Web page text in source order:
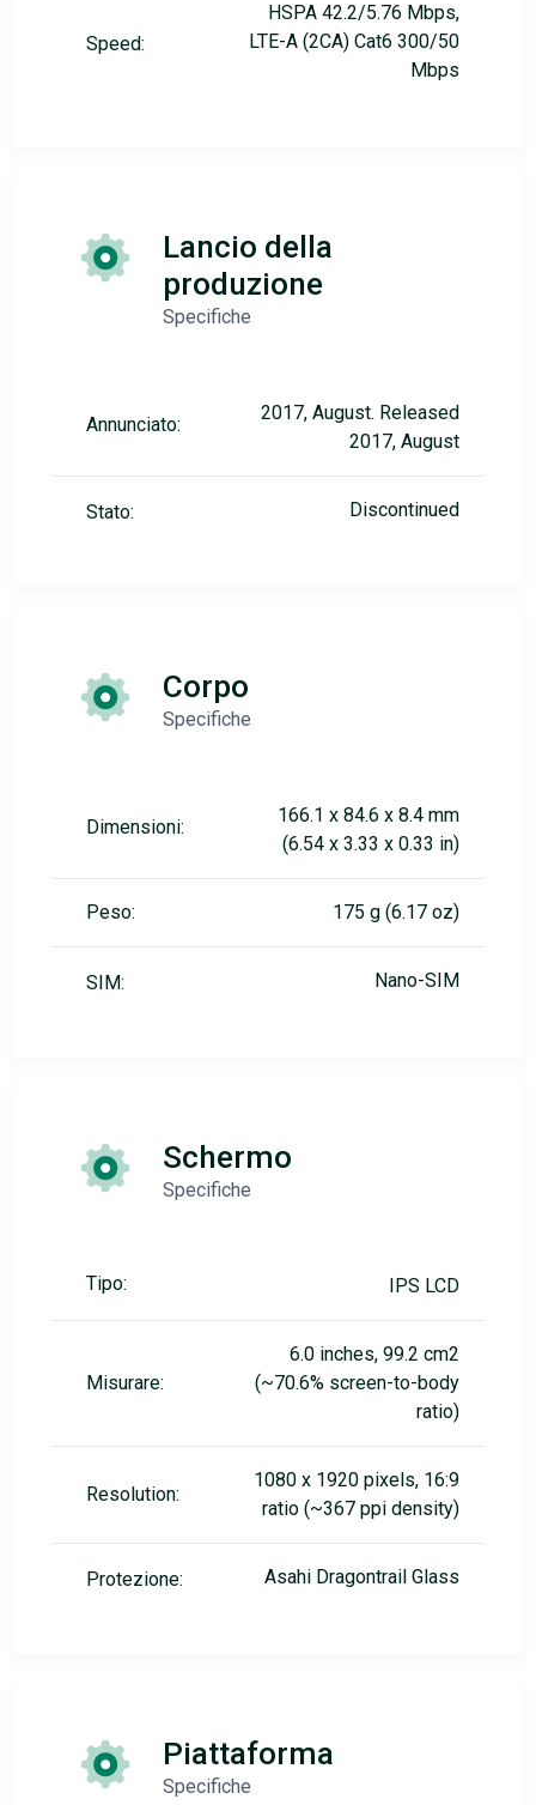
Speed:
HSPA 42.2/5.76 Mbps,
LTE-A (2CA) Cat6 300/50
Mbps
Lancio della
produzione
Specifiche
Annunciato:
2017, August. Released
2017, August
Stato: Discontinued
Corpo
Specifiche
Dimensioni:
166.1 x 84.6 x 8.4 mm
(6.54 x 3.33 x 0.33 in)
Peso: 175 g (6.17 oz)
SIM: Nano-SIM
Schermo
Specifiche
Tipo: IPS LCD
Misurare:
6.0 inches, 99.2 cm2
(~70.6% screen-to-body
ratio)
Resolution:
1080 x 1920 pixels, 16:9
ratio (~367 ppi density)
Protezione: Asahi Dragontrail Glass
Piattaforma
Specifiche